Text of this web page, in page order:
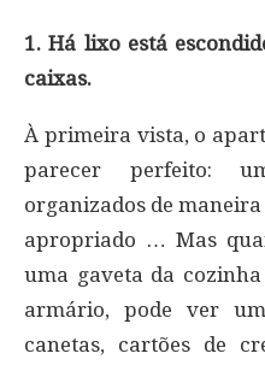
1. Há lixo está
caixas.
À primeira vista, o
parecer perfeito:
organizados de
apropriado … Mas
uma gaveta da
armário, pode ver
canetas, cartões de